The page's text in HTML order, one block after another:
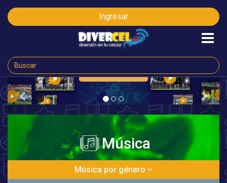
Ingresar
CLICK AQUÍ
Previous
Next
Música
Música por género